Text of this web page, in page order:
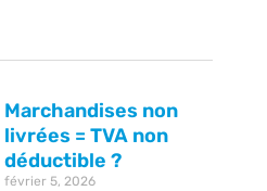
Marchandises non
livrées = TVA non
déductible ?
février 5, 2026